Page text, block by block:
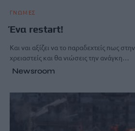
ΓΝΩΜΕΣ
Ένα restart!
Και ναι αξίζει να το παραδεχτείς πως
χρειαστείς και θα νιώσεις την ανάγκη…
Newsroom